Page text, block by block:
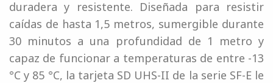
duradera y resistente. Diseñada para resistir
caídas de hasta 1,5 metros, sumergible durante
30 minutos a una profundidad de 1 metro y
capaz de funcionar a temperaturas de entre -13
°C y 85 °C, la tarjeta SD UHS-II de la serie SF-E le